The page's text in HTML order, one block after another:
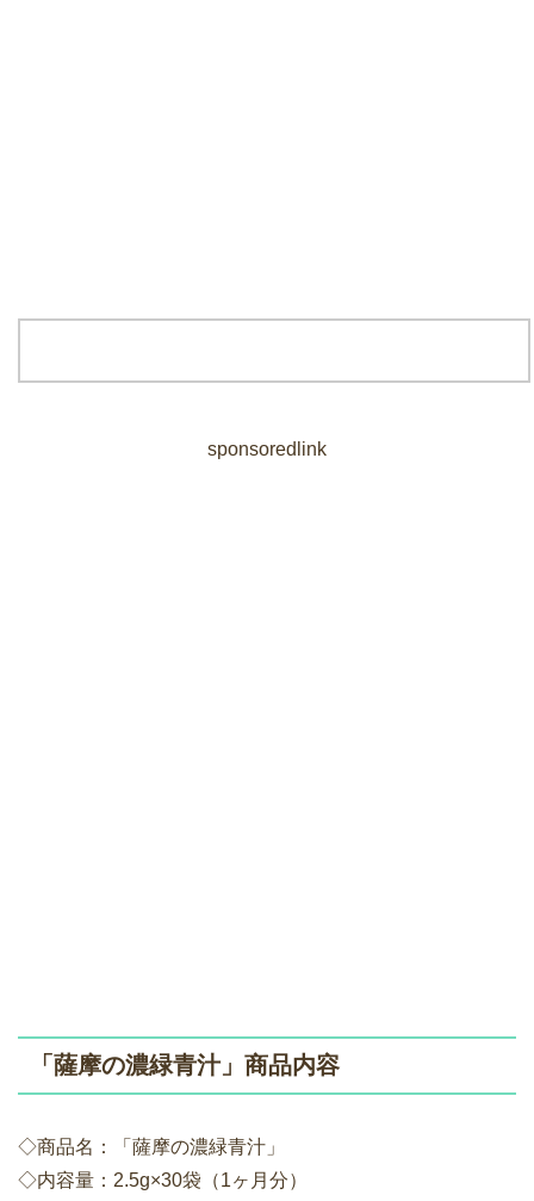
sponsoredlink
「薩摩の濃緑青汁」商品内容
◇商品名：「薩摩の濃緑青汁」
◇内容量：2.5g×30袋（1ヶ月分）